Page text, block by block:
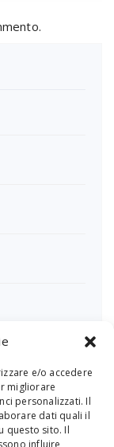
e/o accedere
migliorare
personalizzati. Il
dati quali il
questo sito. Il
influire